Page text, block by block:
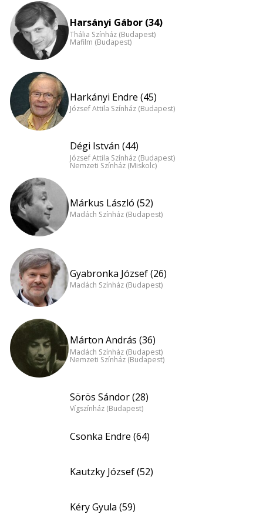
Harsányi Gábor (34)
Thália Színház (Budapest)
Mafilm (Budapest)
Harkányi Endre (45)
József Attila Színház (Budapest)
Dégi István (44)
József Attila Színház (Budapest)
Nemzeti Színház (Miskolc)
Márkus László (52)
Madách Színház (Budapest)
Gyabronka József (26)
Madách Színház (Budapest)
Márton András (36)
Madách Színház (Budapest)
Nemzeti Színház (Budapest)
Sörös Sándor (28)
Vígszínház (Budapest)
Csonka Endre (64)
Kautzky József (52)
Kéry Gyula (59)